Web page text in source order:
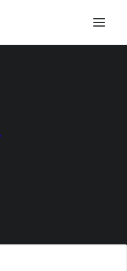
triple
mit dem Biersommelier
triple